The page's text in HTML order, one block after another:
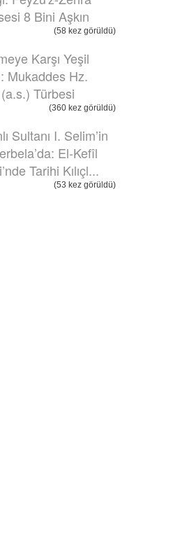
8 Bini Aşkın
(58 kez görüldü)
Karşı Yeşil
Mukaddes Hz.
Türbesi
(360 kez görüldü)
Sultanı I. Selim’in
El-Kefîl
Tarihi Kılıçl...
(53 kez görüldü)